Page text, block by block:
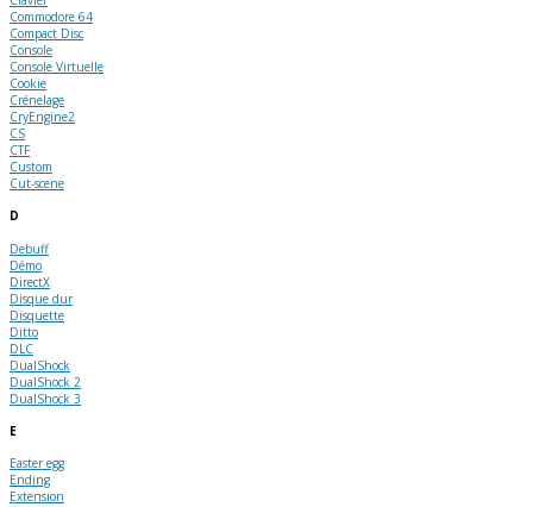
Commodore 64
Compact Disc
Console
Console Virtuelle
Cookie
Crénelage
CryEngine2
CS
CTF
Custom
Cut-scene
D
Debuff
Démo
DirectX
Disque dur
Disquette
Ditto
DLC
DualShock
DualShock 2
DualShock 3
E
Easter egg
Ending
Extension